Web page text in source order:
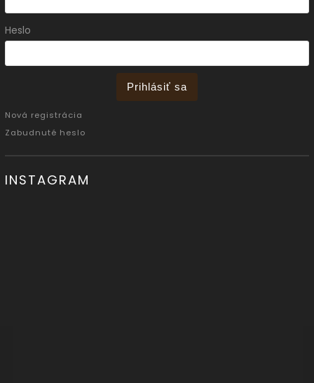
Heslo
Prihlásiť sa
Nová registrácia
Zabudnuté heslo
INSTAGRAM